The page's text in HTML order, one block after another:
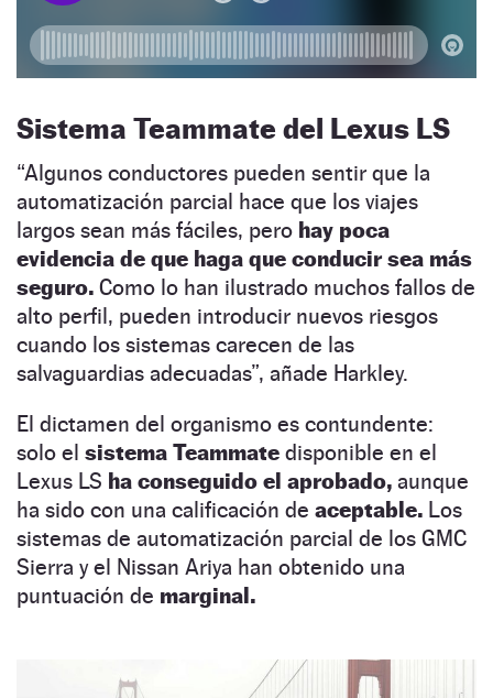
Sistema Teammate del Lexus LS
“Algunos conductores pueden sentir que la
automatización parcial hace que los viajes
largos sean más fáciles, pero hay poca
evidencia de que haga que conducir sea más
seguro. Como lo han ilustrado muchos fallos de
alto perfil, pueden introducir nuevos riesgos
cuando los sistemas carecen de las
salvaguardias adecuadas”, añade Harkley.
El dictamen del organismo es contundente:
solo el sistema Teammate disponible en el
Lexus LS ha conseguido el aprobado, aunque
ha sido con una calificación de aceptable. Los
sistemas de automatización parcial de los GMC
Sierra y el Nissan Ariya han obtenido una
puntuación de marginal.